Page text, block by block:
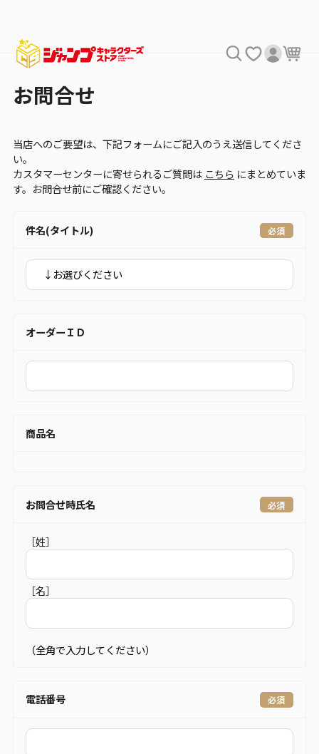
お問合せ
当店へのご要望は、下記フォームにご記入のうえ送信してくださ
い。
カスタマーセンターに寄せられるご質問は こちら にまとめていま
す。お問合せ前にご確認ください。
件名(タイトル)
オーダーＩＤ
商品名
お問合せ時氏名
［姓］
［名］
（全角で入力してください）
電話番号